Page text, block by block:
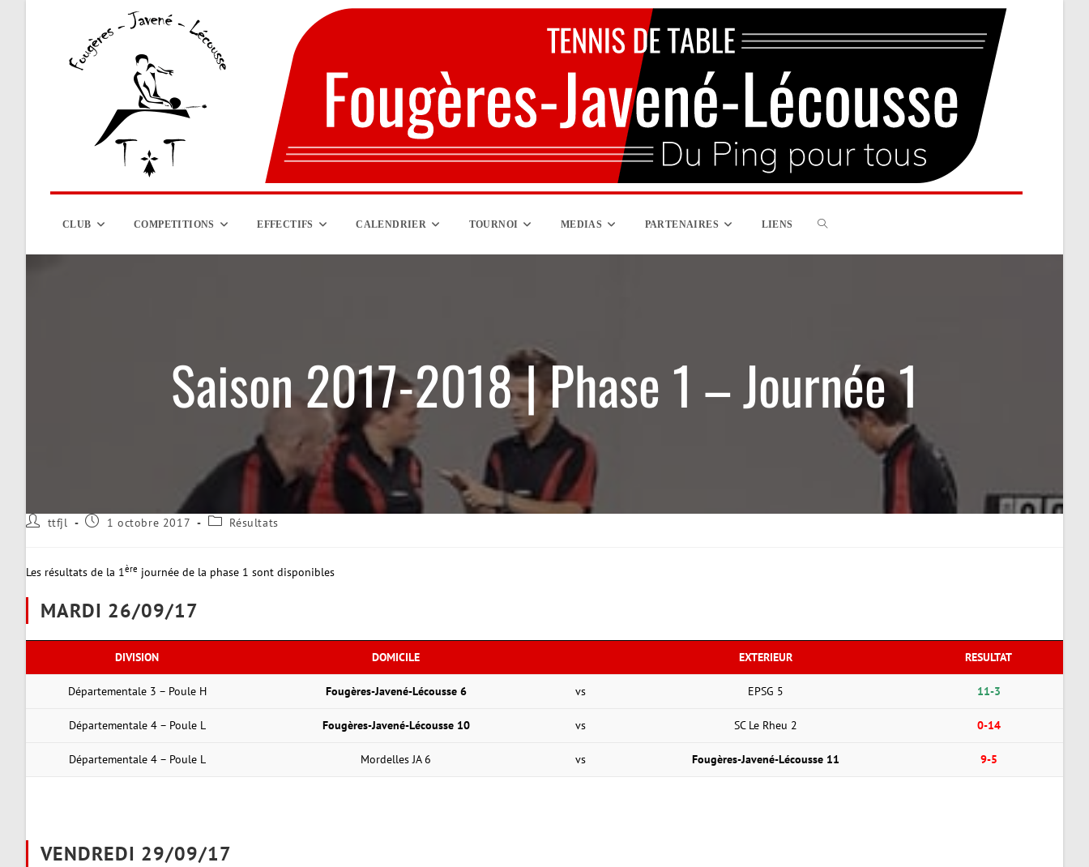
CLUB COMPETITIONS EFFECTIFS CALENDRIER TOURNOI MEDIAS PARTENAIRES LIENS Toggle
Saison 2017-2018 | Phase 1 – Journée 1
Auteur/autrice
publication :
ttfjl
Publication
1 octobre 2017
PostRésultats
Les résultats de la 1ère journée de la phase 1 sont disponibles
MARDI 26/09/17
DIVISION DOMICILE EXTERIEUR RESULTAT
Départementale 3 – Poule H Fougères-Javené-Lécousse 6 vs EPSG 5 11-3
Départementale 4 – Poule L Fougères-Javené-Lécousse 10 vs SC Le Rheu 2 0-14
Départementale 4 – Poule L Mordelles JA 6 vs Fougères-Javené-Lécousse 11 9-5
VENDREDI 29/09/17